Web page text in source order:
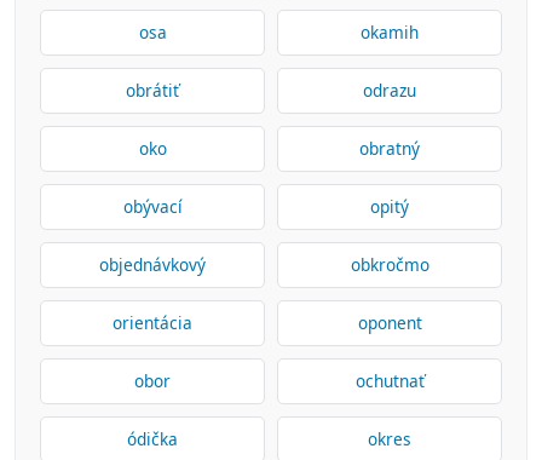
osa okamih
obrátiť odrazu
oko obratný
obývací opitý
objednávkový obkročmo
orientácia oponent
obor ochutnať
ódička okres